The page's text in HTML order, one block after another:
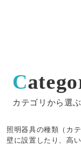
カテゴリから選ぶ
照明器具の種類（カ
壁に設置したり、高